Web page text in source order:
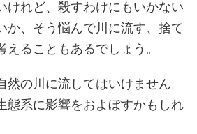
けれど、殺すわけにもいかない
か、そう悩んで川に流す、捨て
えることもあるでしょう。
然の川に流してはいけません。
態系に影響をおよぼすかもしれ